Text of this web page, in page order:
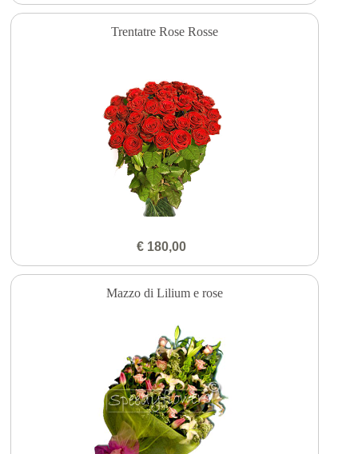
Trentatre Rose Rosse
€ 180,00
Mazzo di Lilium e rose